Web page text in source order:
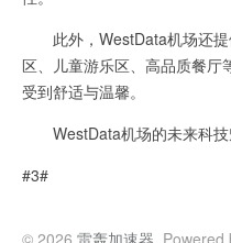
此外，WestData机场还提
区、儿童游乐区、高品质餐
受到舒适与温馨。
WestData机场的未来科技
#3#
© 2026 雷轰加速器. Powered